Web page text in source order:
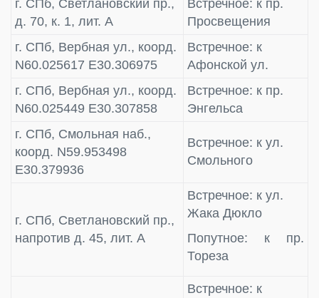
г. СПб, Светлановский пр.,
д. 70, к. 1, лит. А
Встречное: к пр.
Просвещения
г. СПб, Вербная ул., коорд.
N60.025617 E30.306975
Встречное: к
Афонской ул.
г. СПб, Вербная ул., коорд.
N60.025449 E30.307858
Встречное: к пр.
Энгельса
г. СПб, Смольная наб.,
коорд. N59.953498
E30.379936
Встречное: к ул.
Смольного
г. СПб, Светлановский пр.,
напротив д. 45, лит. А
Встречное: к ул.
Жака Дюкло
Попутное: к пр.
Тореза
Встречное: к